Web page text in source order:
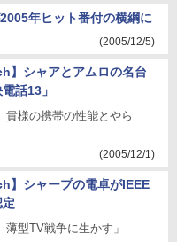
年ヒット番付の横綱に
(2005/12/5)
】シャアとアムロの名台
話13」
貴様の携帯の性能とやら
(2005/12/1)
】シャープの電卓がIEEE
薄型TV戦争に生かす」